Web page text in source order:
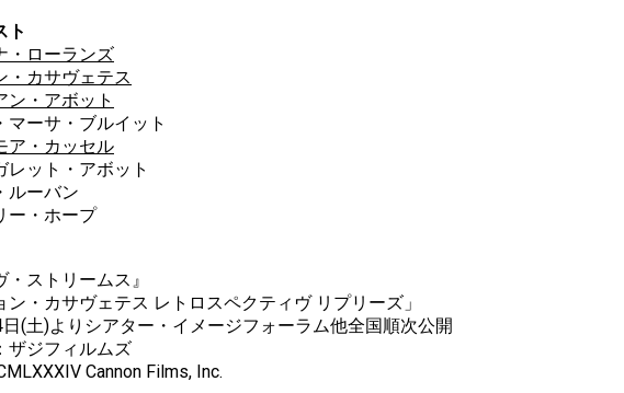
ト
・ローランズ
・カサヴェテス
ン・アボット
マーサ・ブルイット
ア・カッセル
レット・アボット
ルーバン
ー・ホープ
・ストリームス』
ン・カサヴェテス レトロスペクティヴ リプリーズ」
(土)よりシアター・イメージフォーラム他全国順次公開
ザジフィルムズ
Cannon Films, Inc.